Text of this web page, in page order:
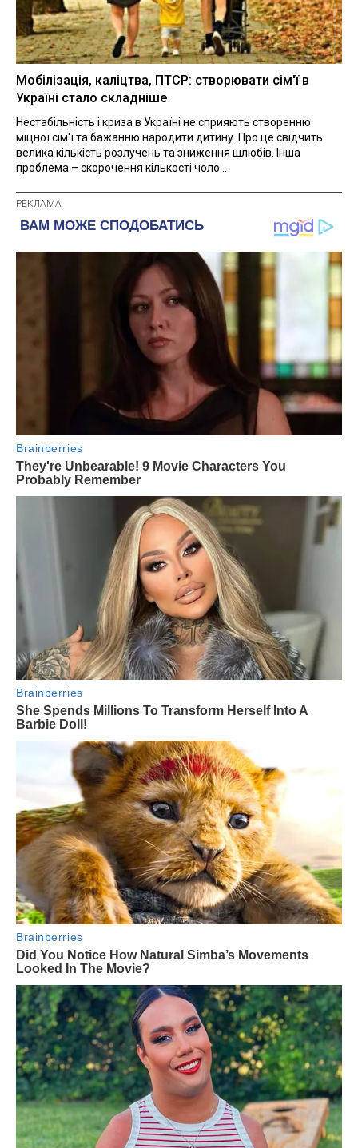
Мобілізація, каліцтва, ПТСР: створювати сім'ї в
Україні стало складніше
Нестабільність і криза в Україні не сприяють створенню
міцної сім'ї та бажанню народити дитину. Про це свідчить
велика кількість розлучень та зниження шлюбів. Інша
проблема – скорочення кількості чоло...